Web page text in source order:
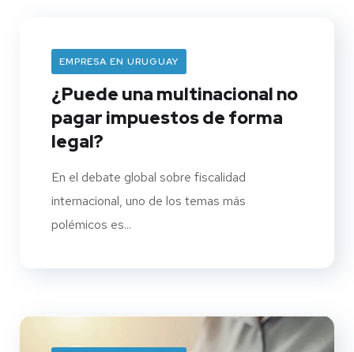
EMPRESA EN URUGUAY
¿Puede una multinacional no
pagar impuestos de forma
legal?
En el debate global sobre fiscalidad
internacional, uno de los temas más
polémicos es...